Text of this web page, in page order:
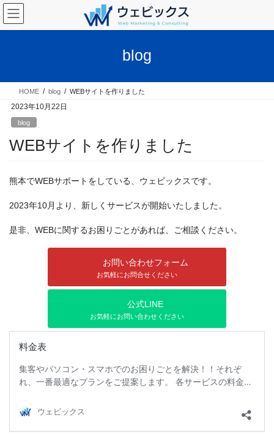
コ
ン
テ
ス
ナ
ビ
ゲ
ン
blog
HOME blog WEBサイトを作りました
2023年10月22日
blog
WEBサイトを作りました
熊本でWEBサポートをしている、ウェビックスです。
2023年10月より、新しくサービスが開始いたしました。
是非、WEBに関するお困りごとがあれば、ご相談ください。
お問い合わせフォーム
お気軽にお問合せください
公式LINE
お気軽にお問い合わせください